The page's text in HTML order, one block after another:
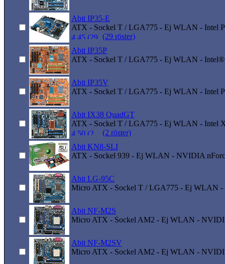
Abit IP35-E
ATX - Sockel T / LGA775 - Ej WLAN - Intel
(29 röster)
Abit IP35P
ATX - Sockel T / LGA775 - Ej WLAN -
Abit IP35V
ATX - Sockel T / LGA775 - Ej WLAN - Intel
Abit IX38 QuadGT
ATX - Sockel T / LGA775 - Ej WLAN - Intel
(2 röster)
Abit KN8-SLI
ATX - Sockel 939 - Ej WLAN - NVIDIA
Abit LG-95C
Micro ATX - Sockel T / LGA775 - Ej WLAN -
Abit NF-M2S
Micro ATX - Sockel AM2 - Ej WLAN -
Abit NF-M2SV
Micro ATX - Sockel AM2 - Ej WLAN -